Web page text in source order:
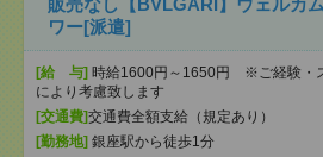
販売なし【BVLGARI】ウェルカ
ワー[派遣]
[給 与] 時給1600円～1650円 ※ご経験・
により考慮致します
[交通費]交通費全額支給（規定あり）
[勤務地] 銀座駅から徒歩1分